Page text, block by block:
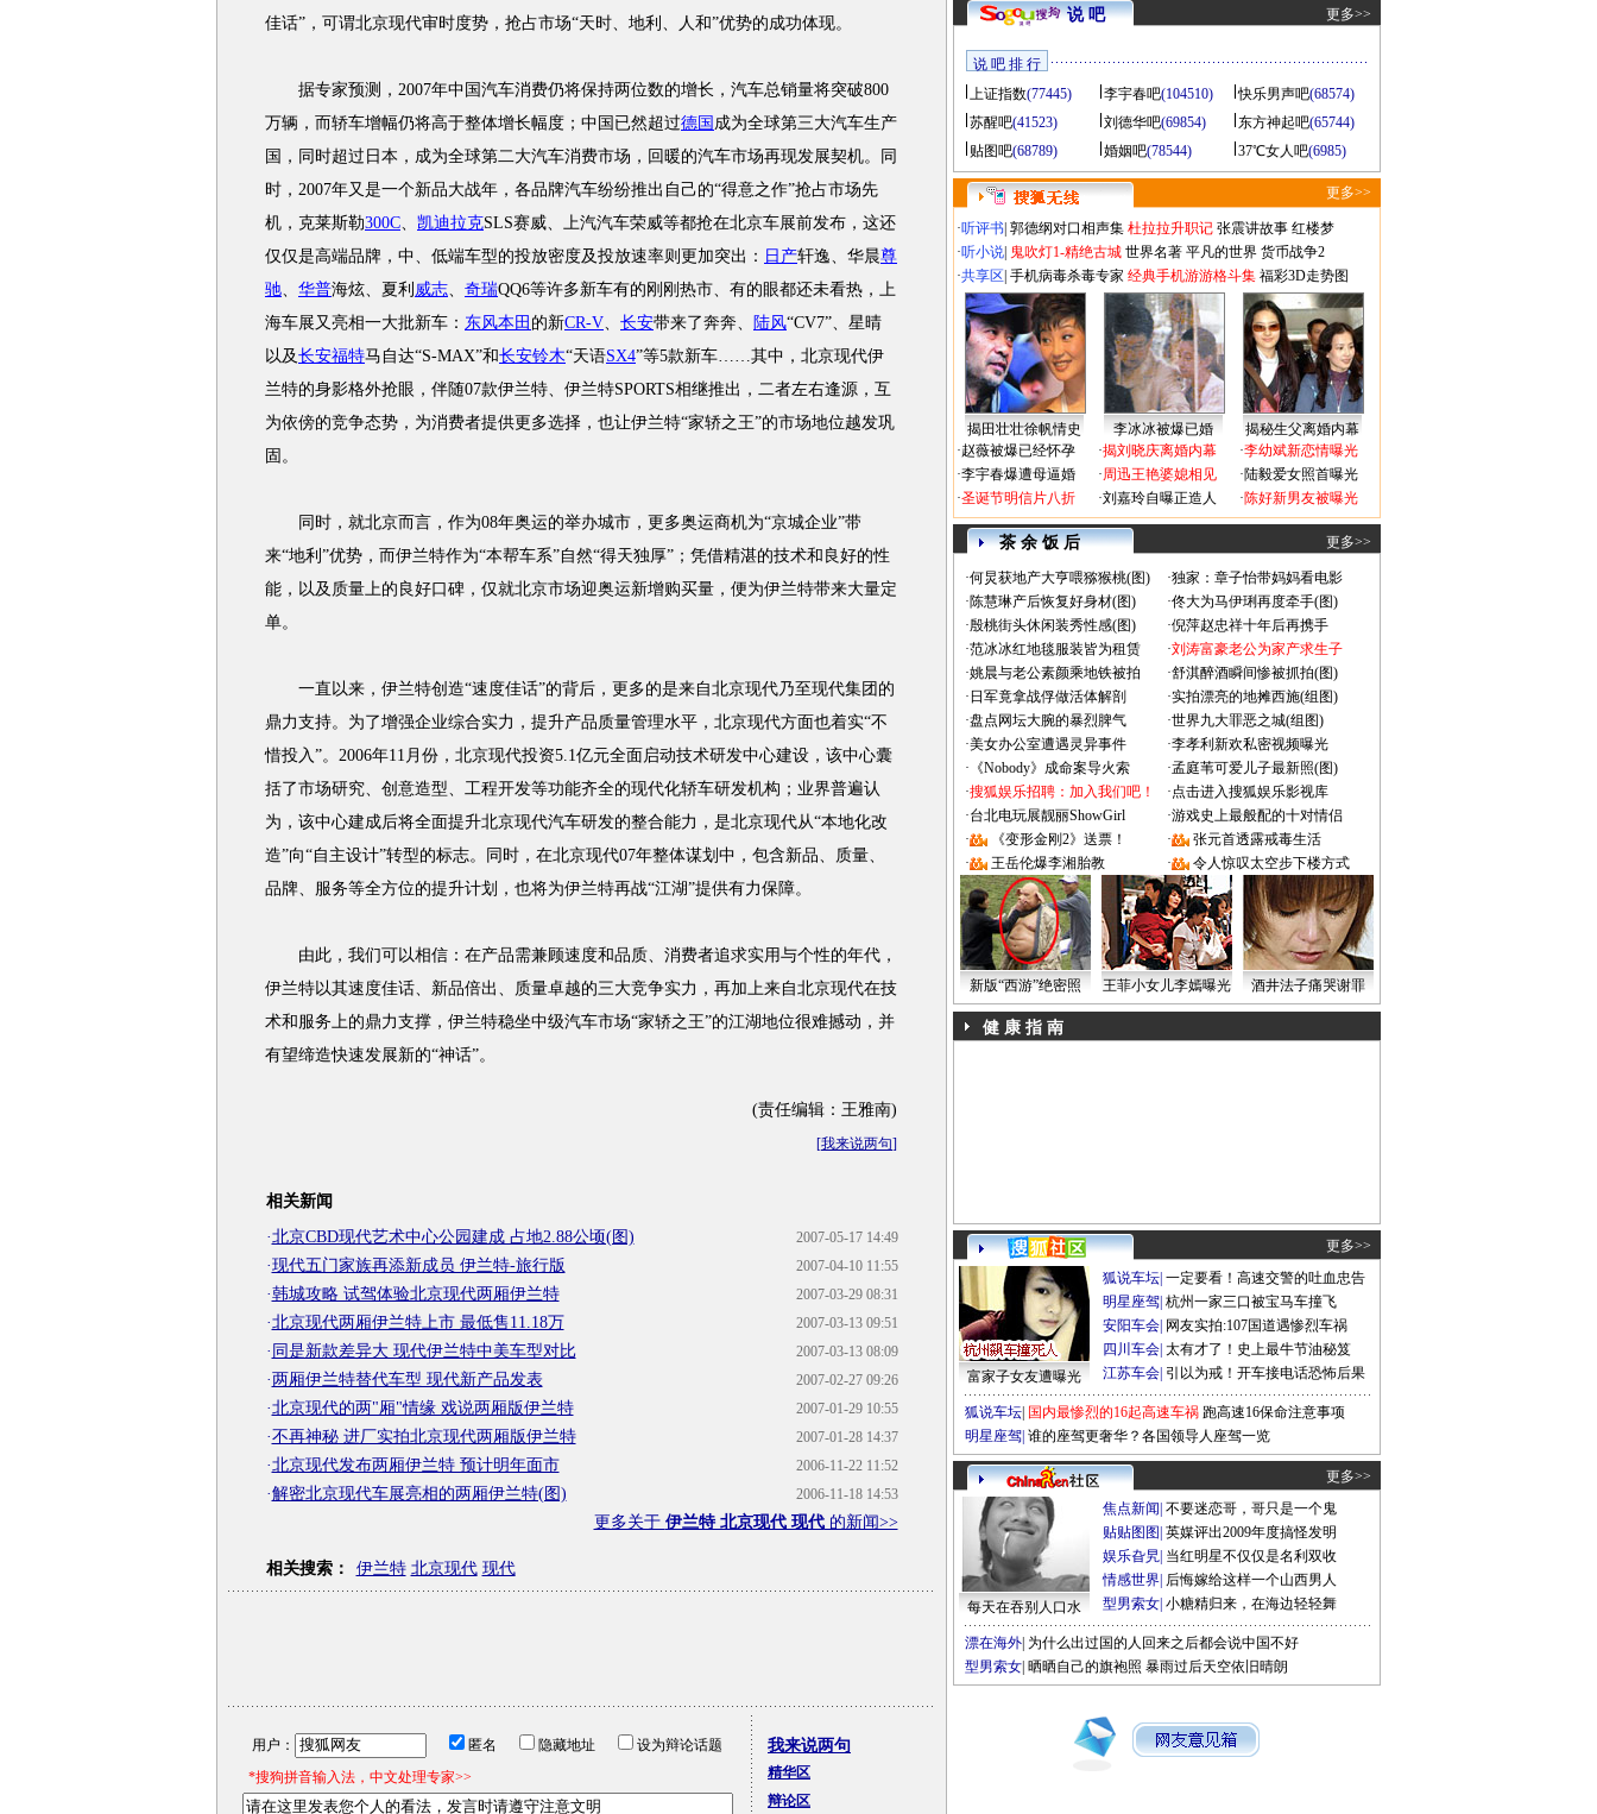
佳话”，可谓北京现代审时度势，抢占市场“天时、地利、人和”优势的成功体现。
据专家预测，2007年中国汽车消费仍将保持两位数的增长，汽车总销量将突破800
万辆，而轿车增幅仍将高于整体增长幅度；中国已然超过德国 成为全球第三大汽车生产
国，同时超过日本，成为全球第二大汽车消费市场，回暖的汽车市场再现发展契机。同
时，2007年又是一个新品大战年，各品牌汽车纷纷推出自己的“得意之作”抢占市场先
机，克莱斯勒300C、 凯迪拉克SLS赛威、上汽汽车荣威等都抢在北京车展前发布，这还
仅仅是高端品牌，中、低端车型的投放密度及投放速率则更加突出： 日产轩逸、华晨尊
驰、 华普海炫、夏利 威志、 奇瑞QQ6等许多新车有的刚刚热市、有的眼都还未看热，上
海车展又亮相一大批新车： 东风本田 的新CR-V、 长安带来了奔奔、 陆风“CV7”、星晴
以及长安福特马自达“S-MAX”和长安铃木“天语SX4”等5款新车……其中，北京现代伊
兰特的身影格外抢眼，伴随07款伊兰特、伊兰特SPORTS相继推出，二者左右逢源，互
为依傍的竞争态势，为消费者提供更多选择，也让伊兰特“家轿之王”的市场地位越发巩
固。
同时，就北京而言，作为08年奥运的举办城市，更多奥运商机为“京城企业”带
来“地利”优势，而伊兰特作为“本帮车系”自然“得天独厚”；凭借精湛的技术和良好的性
能，以及质量上的良好口碑，仅就北京市场迎奥运新增购买量，便为伊兰特带来大量定
单。
一直以来，伊兰特创造“速度佳话”的背后，更多的是来自北京现代乃至现代集团的
鼎力支持。为了增强企业综合实力，提升产品质量管理水平，北京现代方面也着实“不
惜投入”。2006年11月份，北京现代投资5.1亿元全面启动技术研发中心建设，该中心囊
括了市场研究、创意造型、工程开发等功能齐全的现代化轿车研发机构；业界普遍认
为，该中心建成后将全面提升北京现代汽车研发的整合能力，是北京现代从“本地化改
造”向“自主设计”转型的标志。同时，在北京现代07年整体谋划中，包含新品、质量、
品牌、服务等全方位的提升计划，也将为伊兰特再战“江湖”提供有力保障。
由此，我们可以相信：在产品需兼顾速度和品质、消费者追求实用与个性的年代，
伊兰特以其速度佳话、新品倍出、质量卓越的三大竞争实力，再加上来自北京现代在技
术和服务上的鼎力支撑，伊兰特稳坐中级汽车市场“家轿之王”的江湖地位很难撼动，并
有望缔造快速发展新的“神话”。
(责任编辑：王雅南)
[我来说两句]
相关新闻
2007-05-17 14:49
·北京CBD现代艺术中心公园建成 占地2.88公顷(图)
2007-04-10 11:55
·现代五门家族再添新成员 伊兰特-旅行版
2007-03-29 08:31
·韩城攻略 试驾体验北京现代两厢伊兰特
2007-03-13 09:51
·北京现代两厢伊兰特上市 最低售11.18万
2007-03-13 08:09
· 同是新款差异大 现代伊兰特中美车型对比
2007-02-27 09:26
· 两厢伊兰特替代车型 现代新产品发表
2007-01-29 10:55
·北京现代的两"厢"情缘 戏说两厢版伊兰特
2007-01-28 14:37
·不再神秘 进厂实拍北京现代两厢版伊兰特
2006-11-22 11:52
·北京现代发布两厢伊兰特 预计明年面市
2006-11-18 14:53
·解密北京现代车展亮相的两厢伊兰特(图)
更多关于 伊兰特 北京现代 现代的新闻>>
相关搜索： 伊兰特 北京现代 现代
用户： 匿名 隐藏地址
设为辩论话题
*搜狗拼音输入法，中文处理专家>>
我来说两句
精华区
辩论区
说 吧 更多>>
说 吧 排 行
上证指数(77445) 李宇春吧(104510) 快乐男声吧(68574)
苏醒吧(41523) 刘德华吧(69854) 东方神起吧(65744)
贴图吧(68789) 婚姻吧(78544) 37℃女人吧(6985)
更多>>
·听评书 郭德纲对口相声集 杜拉拉升职记 张震讲故事 红楼梦
·听小说 鬼吹灯1-精绝古城 世界名著 平凡的世界 货币战争2
·共享区 手机病毒杀毒专家 经典手机游游格斗集 福彩3D走势图
揭田壮壮徐帆情史 李冰冰被爆已婚
揭秘生父离婚内幕
·赵薇被爆已经怀孕
·李宇春爆遭母逼婚
·圣诞节明信片八折
·揭刘晓庆离婚内幕
·周迅王艳婆媳相见
·刘嘉玲自曝正造人
·李幼斌新恋情曝光
·陆毅爱女照首曝光
·陈好新男友被曝光
茶 余 饭 后 更多>>
·何炅获地产大亨喂猕猴桃(图) ·独家：章子怡带妈妈看电影
·陈慧琳产后恢复好身材(图) ·佟大为马伊琍再度牵手(图)
·殷桃街头休闲装秀性感(图) ·倪萍赵忠祥十年后再携手
·范冰冰红地毯服装皆为租赁 ·刘涛富豪老公为家产求生子
·姚晨与老公素颜乘地铁被拍 ·舒淇醉酒瞬间惨被抓拍(图)
· 日军竟拿战俘做活体解剖 ·实拍漂亮的地摊西施(组图)
·盘点网坛大腕的暴烈脾气 ·世界九大罪恶之城(组图)
·美女办公室遭遇灵异事件 ·李孝利新欢私密视频曝光
· 《Nobody》成命案导火索 ·孟庭苇可爱儿子最新照(图)
·搜狐娱乐招聘：加入我们吧！ ·点击进入搜狐娱乐影视库
·台北电玩展靓丽ShowGirl ·游戏史上最般配的十对情侣
·
《变形金刚2》送票！ ·
张元首透露戒毒生活
·
王岳伦爆李湘胎教 · 令人惊叹太空步下楼方式
新版“西游”绝密照 王菲小女儿李嫣曝光 酒井法子痛哭谢罪
健 康 指 南
更多>>
富家子女友遭曝光
狐说车坛 一定要看！高速交警的吐血忠告
明星座驾 杭州一家三口被宝马车撞飞
安阳车会 网友实拍:107国道遇惨烈车祸
四川车会 太有才了！史上最牛节油秘笈
江苏车会 引以为戒！开车接电话恐怖后果
狐说车坛 国内最惨烈的16起高速车祸 跑高速16保命注意事项
明星座驾 谁的座驾更奢华？各国领导人座驾一览
更多>>
每天在吞别人口水
焦点新闻 不要迷恋哥，哥只是一个鬼
贴贴图图 英媒评出2009年度搞怪发明
娱乐旮旯 当红明星不仅仅是名利双收
情感世界 后悔嫁给这样一个山西男人
型男索女 小糖精归来，在海边轻轻舞
漂在海外 为什么出过国的人回来之后都会说中国不好
型男索女 晒晒自己的旗袍照 暴雨过后天空依旧晴朗